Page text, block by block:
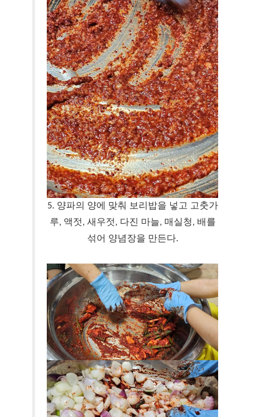
5. 양파의 양에 맞춰 보리밥을 넣고 고춧가
루, 액젓, 새우젓, 다진 마늘, 매실청, 배를
섞어 양념장을 만든다.